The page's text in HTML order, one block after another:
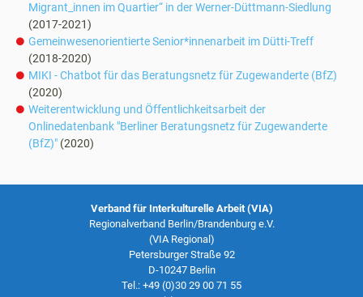
Migrant_innen im Quartier“ in der Werner-Düttmann-Siedlung
(2017-2021)
Gemeinwesenorientierte Senior*innenarbeit im Dütti-Treff
(2018-2020)
MIKI - Chatbot für das Beratungsnetz für Zugewanderte (BfZ)
(2020)
Weiterentwicklung und Öffentlichkeitsarbeit der
Onlinedatenbank "Berliner Beratungsnetz für Zugewanderte
(BfZ)" (2020)
Verband für Interkulturelle Arbeit (VIA)
Regionalverband Berlin/Brandenburg e.V.
(VIA Regional)
Petersburger Straße 92
D-10247 Berlin
Tel.: +49 (0)30 29 00 71 55